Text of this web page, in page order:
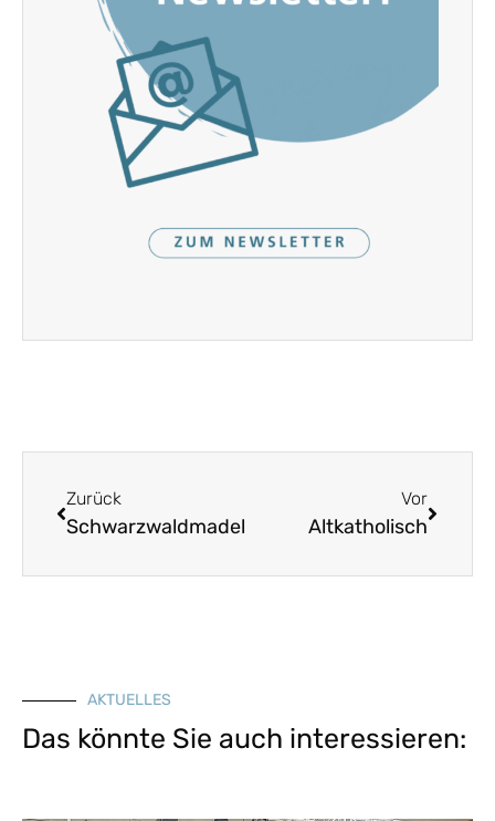
Zurück
Schwarzwaldmadel
Vor
Altkatholisch
AKTUELLES
Das könnte Sie auch interessieren: